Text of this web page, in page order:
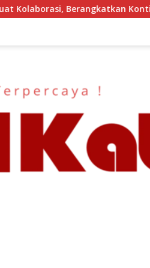
Kontingen Menuju Seleksi Atlet